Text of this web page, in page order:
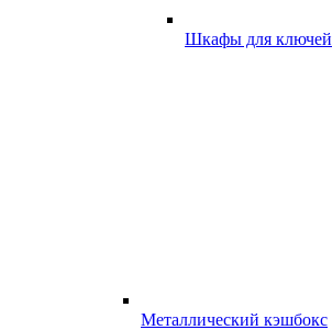
Шкафы для ключей
Металлический кэшбокс